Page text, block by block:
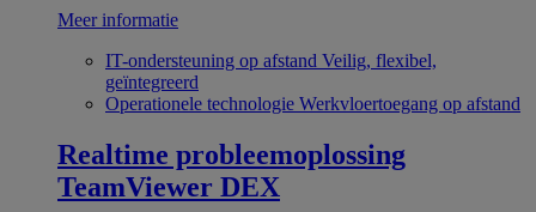
Meer informatie
IT-ondersteuning op afstand Veilig, flexibel,
geïntegreerd
Operationele technologie Werkvloertoegang op afstand
Realtime probleemoplossing
TeamViewer DEX